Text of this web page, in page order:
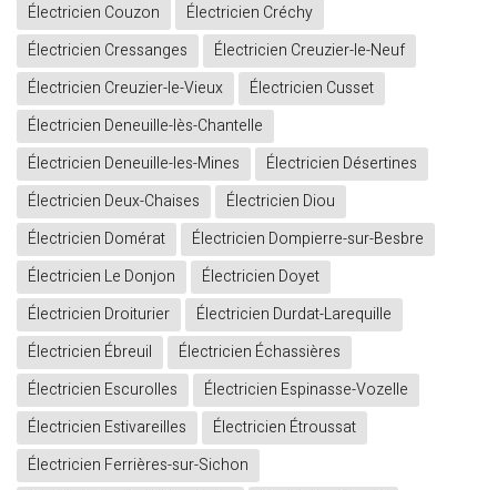
Électricien Couzon
Électricien Créchy
Électricien Cressanges
Électricien Creuzier-le-Neuf
Électricien Creuzier-le-Vieux
Électricien Cusset
Électricien Deneuille-lès-Chantelle
Électricien Deneuille-les-Mines
Électricien Désertines
Électricien Deux-Chaises
Électricien Diou
Électricien Domérat
Électricien Dompierre-sur-Besbre
Électricien Le Donjon
Électricien Doyet
Électricien Droiturier
Électricien Durdat-Larequille
Électricien Ébreuil
Électricien Échassières
Électricien Escurolles
Électricien Espinasse-Vozelle
Électricien Estivareilles
Électricien Étroussat
Électricien Ferrières-sur-Sichon